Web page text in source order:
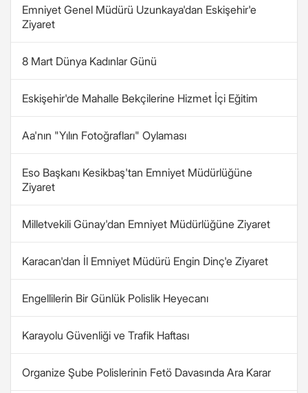
Emniyet Genel Müdürü Uzunkaya'dan Eskişehir'e
Ziyaret
8 Mart Dünya Kadınlar Günü
Eskişehir'de Mahalle Bekçilerine Hizmet İçi Eğitim
Aa'nın "Yılın Fotoğrafları" Oylaması
Eso Başkanı Kesikbaş'tan Emniyet Müdürlüğüne
Ziyaret
Milletvekili Günay'dan Emniyet Müdürlüğüne Ziyaret
Karacan'dan İl Emniyet Müdürü Engin Dinç'e Ziyaret
Engellilerin Bir Günlük Polislik Heyecanı
Karayolu Güvenliği ve Trafik Haftası
Organize Şube Polislerinin Fetö Davasında Ara Karar